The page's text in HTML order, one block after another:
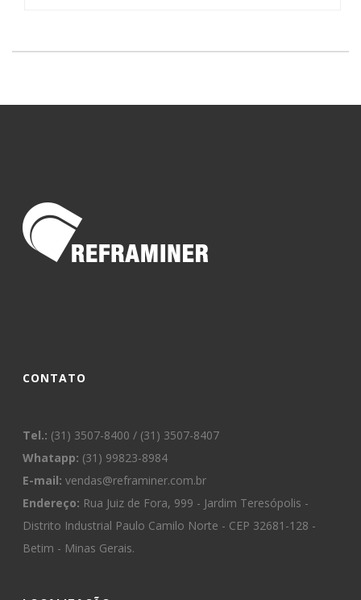
CONTATO
Tel.: (31) 3507-8400 / (31) 3507-8407
Whatapp: (31) 99823-8984
E-mail: vendas@reframiner.com.br
Endereço: Rua Juiz de Fora, 999 - Jardim Teresópolis -
Distrito Industrial Paulo Camilo Norte - CEP 32681-128 -
Betim - Minas Gerais.